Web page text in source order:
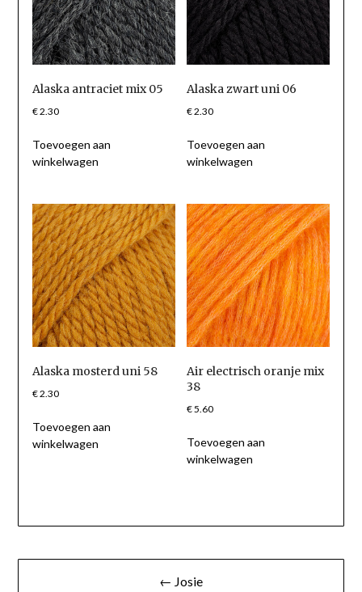
Alaska antraciet mix 05
€2.30
Toevoegen aan
winkelwagen
Alaska zwart uni 06
€2.30
Toevoegen aan
winkelwagen
Alaska mosterd uni 58
€2.30
Toevoegen aan
winkelwagen
Air electrisch oranje mix
38
€5.60
Toevoegen aan
winkelwagen
Berichtnavigatie
← Josie